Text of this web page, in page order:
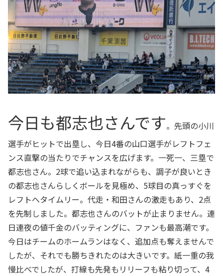
今日も都志也さんです。先頭の小川
選手がヒットで出塁し、今日4番の山口選手がレフトフェ
ンス直撃の当たりでチャンスを広げます。一死一、三塁で
都志也さん。2球で追い込まれながらも、調子が良いとき
の都志也さんらしくボールを見極め、5球目の真っすぐを
レフトへタイムリー。代走・和田さんの激走もあり、2点
を先制しました。都志也さんのバットが止まりません。連
日連夜の値千金のバッティングに、ファンも最高潮です。
今日はチームのホームランはなく、追加点も奪えませんで
したが、それでも勝ちきれたのは大きいです。紙一重の我
慢比べでしたが、打線も先発もリリーフも粘り切って、4